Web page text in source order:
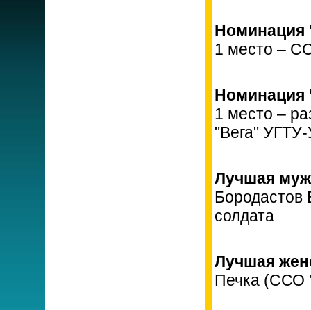
Номинация
1 место –
Номинация
1 место –
"Вега"
Лучшая
солдата
Лучшая
Печка (ССО